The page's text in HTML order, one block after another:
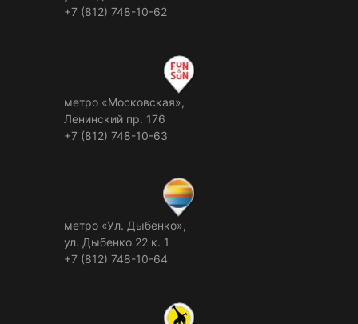
+7 (812) 748-10-62
метро «Московская»,
Ленинский пр. 176
+7 (812) 748-10-63
метро «Ул. Дыбенко»,
ул. Дыбенко 22 к. 1
+7 (812) 748-10-64